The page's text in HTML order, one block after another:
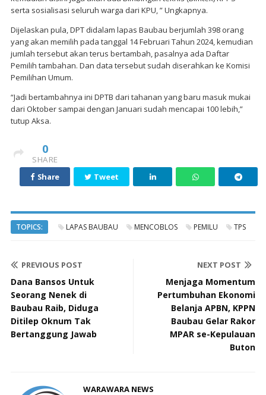
serta sosialisasi seluruh warga dari KPU, ” Ungkapnya.
Dijelaskan pula, DPT didalam lapas Baubau berjumlah 398 orang
yang akan memilih pada tanggal 14 Februari Tahun 2024, kemudian
jumlah tersebut akan terus bertambah, pasalnya ada Daftar
Pemilih tambahan. Dan data tersebut sudah diserahkan ke Komisi
Pemilihan Umum.
“Jadi bertambahnya ini DPTB dari tahanan yang baru masuk mukai
dari Oktober sampai dengan Januari sudah mencapai 100 lebih,”
tutup Aksa.
0
SHARE
Share
Tweet
TOPICS: LAPAS BAUBAU MENCOBLOS PEMILU TPS
PREVIOUS POST
Dana Bansos Untuk
Seorang Nenek di
Baubau Raib, Diduga
Ditilep Oknum Tak
Bertanggung Jawab
NEXT POST
Menjaga Momentum
Pertumbuhan Ekonomi
Belanja APBN, KPPN
Baubau Gelar Rakor
MPAR se-Kepulauan
Buton
WARAWARA NEWS